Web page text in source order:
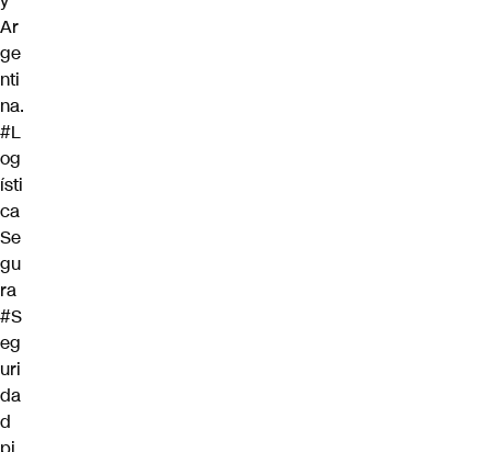
Ar
ge
nti
na.
#L
og
ísti
ca
Se
gu
ra
#S
eg
uri
da
d